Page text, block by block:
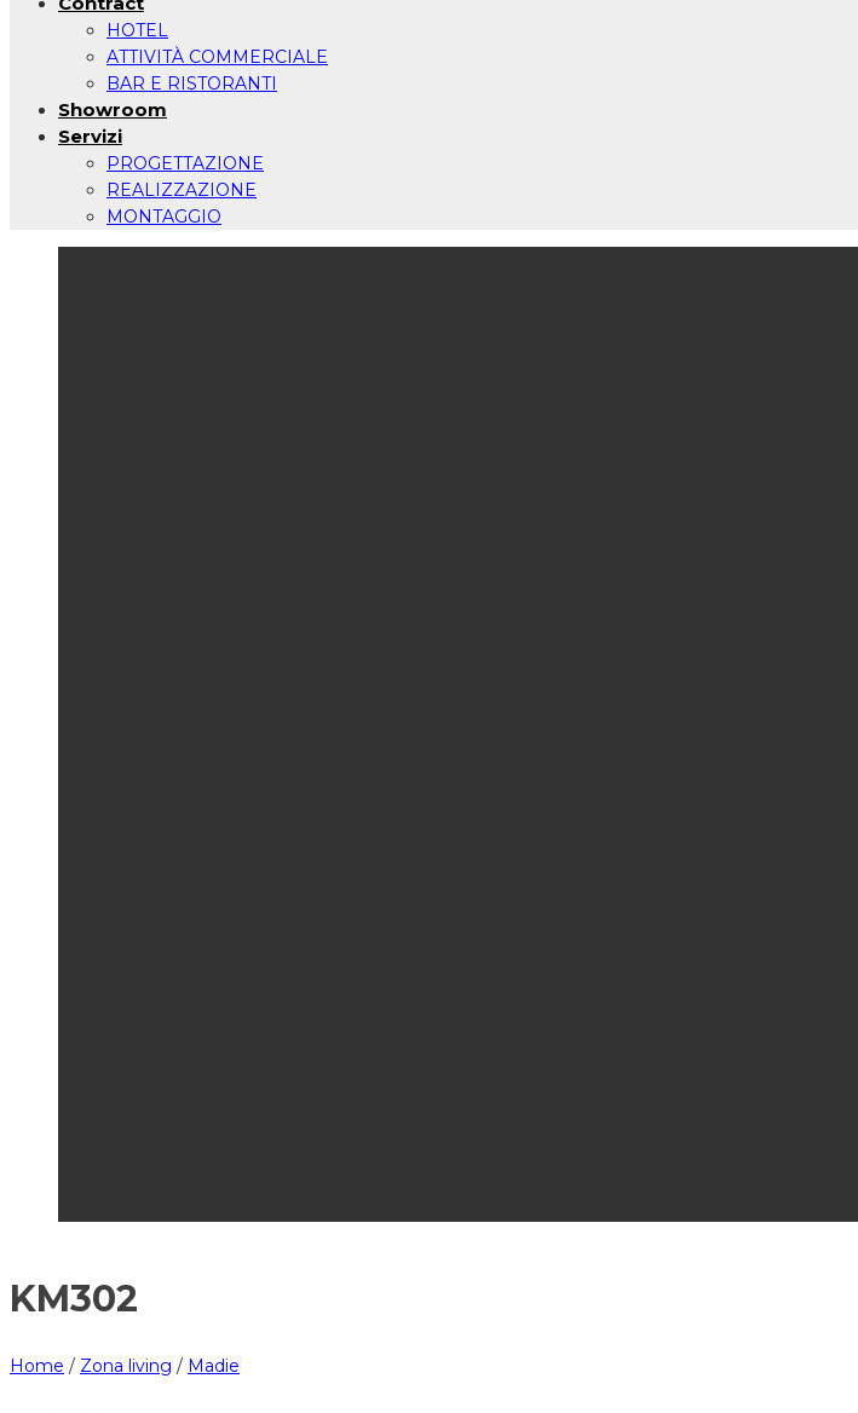
HOTEL
ATTIVITÀ COMMERCIALE
BAR E RISTORANTI
Showroom
Servizi
PROGETTAZIONE
REALIZZAZIONE
MONTAGGIO
KM302
Home / Zona living / Madie